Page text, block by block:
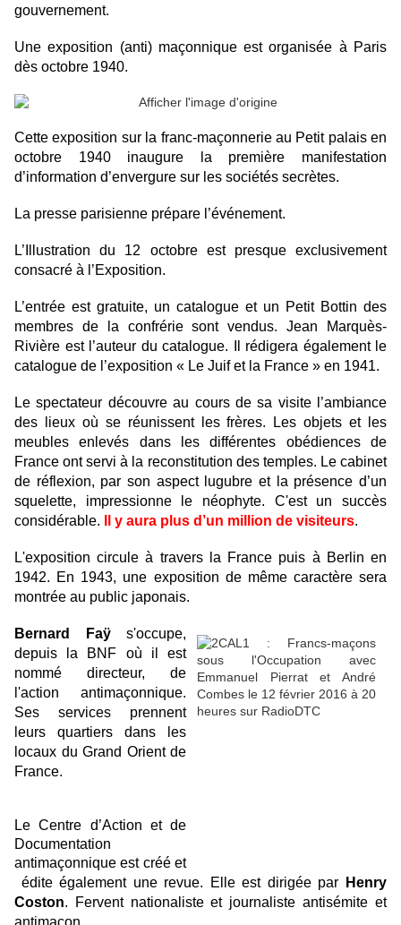
gouvernement.
Une exposition (anti) maçonnique est organisée à Paris
dès octobre 1940.
Cette exposition sur la franc-maçonnerie au Petit palais en
octobre 1940 inaugure la première manifestation
d’information d’envergure sur les sociétés secrètes.
La presse parisienne prépare l’événement.
L’Illustration du 12 octobre est presque exclusivement
consacré à l’Exposition.
L’entrée est gratuite, un catalogue et un Petit Bottin des
membres de la confrérie sont vendus. Jean Marquès-
Rivière est l’auteur du catalogue. Il rédigera également le
catalogue de l’exposition « Le Juif et la France » en 1941.
Le spectateur découvre au cours de sa visite l’ambiance
des lieux où se réunissent les frères. Les objets et les
meubles enlevés dans les différentes obédiences de
France ont servi à la reconstitution des temples. Le cabinet
de réflexion, par son aspect lugubre et la présence d’un
squelette, impressionne le néophyte. C'est un succès
considérable.
Il y aura plus d’un million de visiteurs.
L'exposition circule à travers la France puis à Berlin en
1942. En 1943, une exposition de même caractère sera
montrée au public japonais.
Bernard Faÿs'occupe,
depuis la BNF où il est
nommé directeur, de
l'action antimaçonnique.
Ses services prennent
leurs quartiers dans les
locaux du Grand Orient de
France.
LeCentre d’Action et de
Documentation
antimaçonnique est créé et
édite également une revue. Elle est dirigée par
Henry
Coston. Fervent nationaliste et journaliste antisémite et